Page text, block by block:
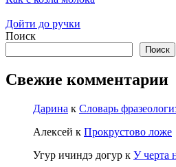
Дойти до ручки
Поиск
Поиск
Свежие комментарии
Дарина к Словарь
Алексей к Прокрустово ложе
Угур ичиндэ догур к У черта